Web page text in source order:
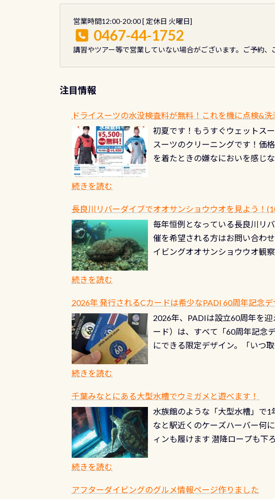
営業時間12:00-20:00 [ 定休日 火曜日]
0467-44-1752
講習やツアー等で営業していない場合がございます。ご予約
注目情報
ドライスーツの水没検査料が無料！これを機に点検&洗
初夏です！もうすぐウェットス
スーツのクリーニングです！価
を着たときの嫌なにおいを感じ
ル(穴)がないか確認冬になり、
ルブのオーバーホール排気バル
ーホールも非常に大切です BCD
過ぎて急浮上…なんて事がない
点検をする度に1行目の「水漏れ
8/31までの間に、ドライスーツ
ドライスーツクリーニングだけ
続きを読む
長良川リバーダイブでオオサンショウウオを見よう！
毎年恒例となっている長良川リ
催を希望される方はお問い合わ
イビングオオサンショウウオ観
ませ 6月から10月の間で開催し
る清流（水質汚染の少ない、ま
の「名水100選」にまた2001年
ところでは12mほどあり十分ダ
ダウンカレントが発生している
る(流される)のは快感です！ 特
記念物の「オオサンショウウオ
すが、ここ長良川ではかなりの
続きを読む
2026年 発行されるCカードは希少なPADI 60周年記念
2026年、PADIは設立60周年を
ード）は、すべて「60周年記念
にできる限定デザイン。「いつ
終営業日までの発行分 【注意事
やオリジナルカード対象のディ
す。 ※ 2026年12月の認定でも
思い出になる ダイビングを始め
も、ワクワクが続く60周年限定
続きを読む
千葉みなとにある大型水槽でウミガメと遊べます！
水族館のような「大型水槽」で
なと駅近くのケーズハーバー何
ィンも履けます 潜降ロープも下
楽しみ頂けます 反対側の窓から
続きを読む
アフターダイビングのグルメ情報ページ作りました